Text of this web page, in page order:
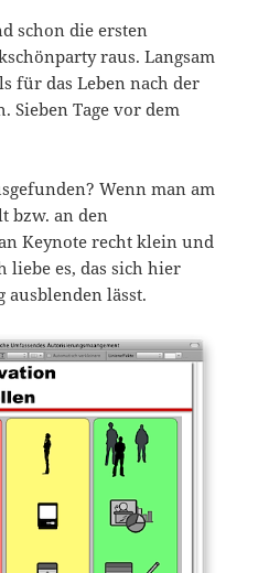
schon die ersten
raus. Langsam
für das Leben nach der
Sieben Tage vor dem
Wenn man am
bzw. an den
Keynote recht klein und
liebe es, das sich hier
lässt.